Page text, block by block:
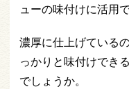
ューの味付けに活用で
濃厚に仕上げている
っかりと味付けでき
でしょうか。